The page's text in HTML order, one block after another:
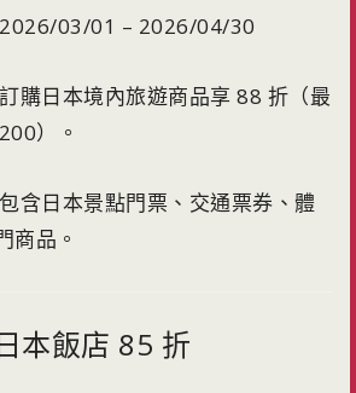
03/01 – 2026/04/30
購日本境內旅遊商品享 88 折（最
）。
含日本景點門票、交通票券、體
商品。
本飯店 85 折